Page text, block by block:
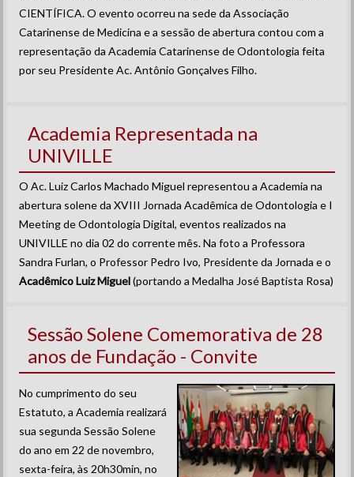
CIENTÍFICA. O evento ocorreu na sede da Associação
Catarinense de Medicina e a sessão de abertura contou com a
representação da Academia Catarinense de Odontologia feita
por seu Presidente Ac. Antônio Gonçalves Filho.
Academia Representada na
UNIVILLE
O Ac. Luiz Carlos Machado Miguel representou a Academia na
abertura solene da XVIII Jornada Acadêmica de Odontologia e I
Meeting de Odontologia Digital, eventos realizados na
UNIVILLE no dia 02 do corrente mês. Na foto a Professora
Sandra Furlan, o Professor Pedro Ivo, Presidente da Jornada e o
Acadêmico Luiz Miguel(portando a Medalha José Baptista Rosa)
Sessão Solene Comemorativa de 28
anos de Fundação - Convite
No cumprimento do seu
Estatuto, a Academia realizará
sua segunda Sessão Solene
do ano em 22 de novembro,
sexta-feira, às 20h30min, no